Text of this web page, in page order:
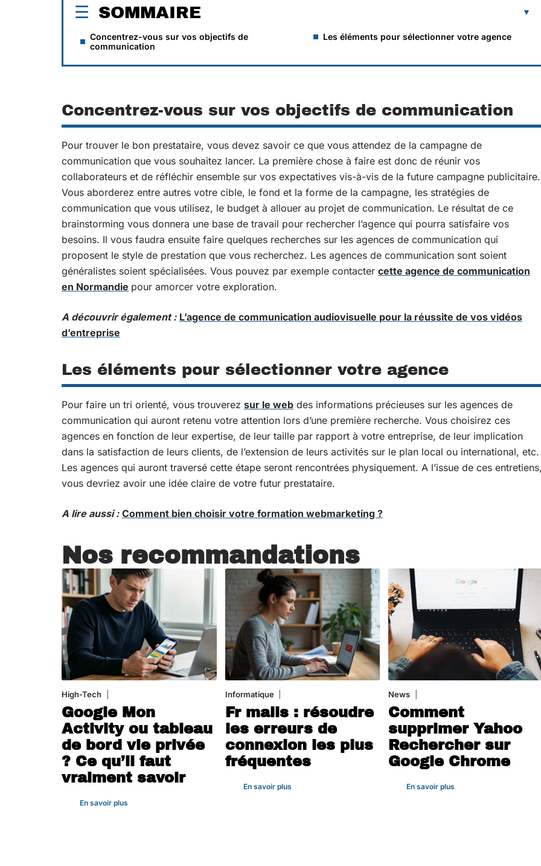
SOMMAIRE
Concentrez-vous sur vos objectifs de
communication
Les éléments pour sélectionner votre agence
Concentrez-vous sur vos objectifs de communication
Pour trouver le bon prestataire, vous devez savoir ce que vous attendez de la campagne de
communication que vous souhaitez lancer. La première chose à faire est donc de réunir vos
collaborateurs et de réfléchir ensemble sur vos expectatives vis-à-vis de la future campagne publicitaire.
Vous aborderez entre autres votre cible, le fond et la forme de la campagne, les stratégies de
communication que vous utilisez, le budget à allouer au projet de communication. Le résultat de ce
brainstorming vous donnera une base de travail pour rechercher l’agence qui pourra satisfaire vos
besoins. Il vous faudra ensuite faire quelques recherches sur les agences de communication qui
proposent le style de prestation que vous recherchez. Les agences de communication sont soient
généralistes soient spécialisées. Vous pouvez par exemple contacter cette agence de communication
en Normandie pour amorcer votre exploration.
A découvrir également : L’agence de communication audiovisuelle pour la réussite de vos vidéos
d’entreprise
Les éléments pour sélectionner votre agence
Pour faire un tri orienté, vous trouverez sur le web des informations précieuses sur les agences de
communication qui auront retenu votre attention lors d’une première recherche. Vous choisirez ces
agences en fonction de leur expertise, de leur taille par rapport à votre entreprise, de leur implication
dans la satisfaction de leurs clients, de l’extension de leurs activités sur le plan local ou international, etc.
Les agences qui auront traversé cette étape seront rencontrées physiquement. A l’issue de ces
vous devriez avoir une idée claire de votre futur prestataire.
A lire aussi : Comment bien choisir votre formation webmarketing ?
Nos recommandations
High-Tech
Google Mon
Activity ou tableau
de bord vie privée
? Ce qu’il faut
vraiment savoir
En savoir plus
Informatique
Fr mails : résoudre
les erreurs de
connexion les plus
fréquentes
En savoir plus
News
Comment
supprimer Yahoo
Rechercher sur
Google Chrome
En savoir plus